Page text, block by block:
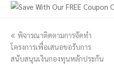
previous
post:
พิจารณาติดตามการจัดทำ
โครงการเพื่อเสนอขอรับการ
สนับสนุนเงินกองทุนหลักประกัน